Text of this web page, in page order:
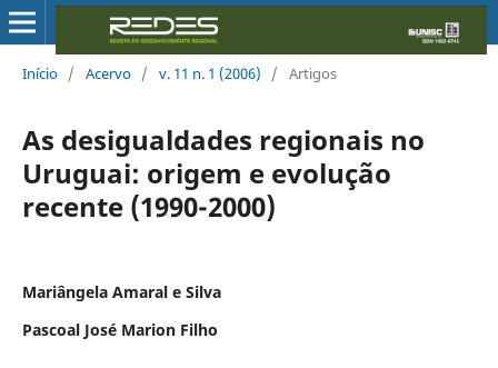
Início / Acervo / v. 11 n. 1 (2006) / Artigos
As desigualdades regionais no
Uruguai: origem e evolução
recente (1990-2000)
Mariângela Amaral e Silva
Pascoal José Marion Filho